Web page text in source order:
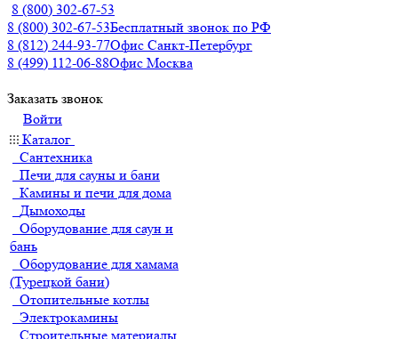
8 (800) 302-67-53
8 (800) 302-67-53Бесплатный звонок по РФ
8 (812) 244-93-77Офис Санкт-Петербург
8 (499) 112-06-88Офис Москва
Заказать звонок
Войти
Каталог
Сантехника
Печи для сауны и бани
Камины и печи для дома
Дымоходы
Оборудование для саун и
бань
Оборудование для хамама
(Турецкой бани)
Отопительные котлы
Электрокамины
Строительные материалы